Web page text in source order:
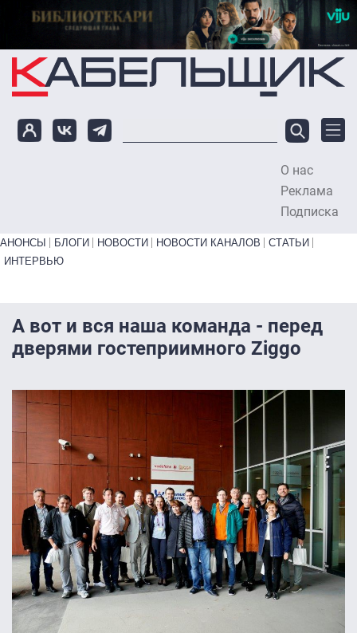
Перейти к основному содержанию
О нас
Реклама
Подписка
Primary links bottom
АНОНСЫ БЛОГИ НОВОСТИ НОВОСТИ КАНАЛОВ
СТАТЬИ
ИНТЕРВЬЮ
А вот и вся наша команда - перед
дверями гостеприимного Ziggo